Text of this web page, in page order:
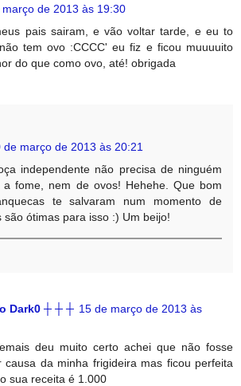
de 2013 às 19:30
pais sairam, e vão voltar tarde, e eu to
tem ovo :CCCC' eu fiz e ficou muuuuito
do que como ovo, até! obrigada
de março de 2013 às 20:21
independente não precisa de ninguém
a fome, nem de ovos! Hehehe. Que bom
te salvaram num momento de
são ótimas para isso :) Um beijo!
Dark0 ┼ ┼ ┼ 15 de março de 2013 às
deu muito certo achei que não fosse
causa da minha frigideira mas ficou perfeita
sua receita é 1.000